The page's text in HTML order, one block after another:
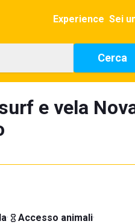
Experience Sei
Cerca
e vela
· Accesso animali·